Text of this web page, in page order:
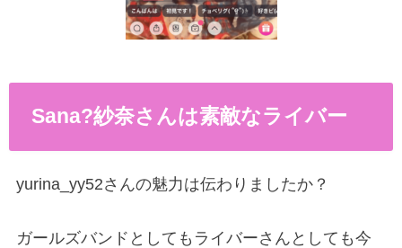
Sana?紗奈さんは素敵なライバー
yurina_yy52さんの魅力は伝わりましたか？
ガールズバンドとしてもライバーさんとしても今